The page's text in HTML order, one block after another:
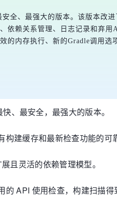
全、最强大的版本。该版本改
依赖关系管理、日志记录和弃
的内存执行、新的Gradle调用
、最安全，最强大的版本。
建缓存和最新检查功能的可
且灵活的依赖管理模型。
API 使用检查，构建扫描得